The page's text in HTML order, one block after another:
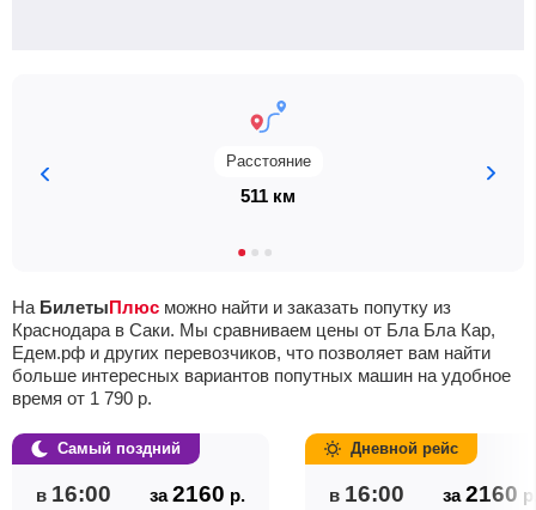
Расстояние
511 км
На БилетыПлюс можно найти и заказать попутку из
Краснодара в Саки. Мы сравниваем цены от Бла Бла Кар,
Едем.рф и других перевозчиков, что позволяет вам найти
больше интересных вариантов попутных машин на удобное
время от 1 790 р.
в 16:00 за2160 р.
Самый поздний
в 16:00 за2160
Дневной рейс